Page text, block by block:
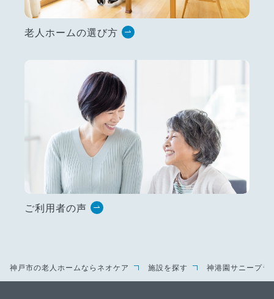
老人ホームの選び方
ご利用者の声
神戸市の老人ホームならネオケア 施設を探す 神港園サニープラ